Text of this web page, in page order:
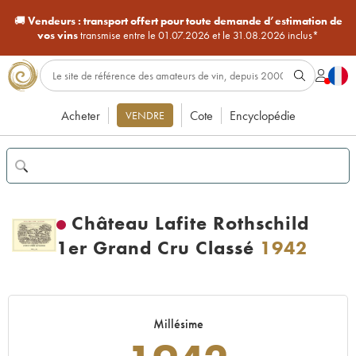
🚚Vendeurs : transport offert pour toute demande d’estimation de
vos vinstransmise entre le 01.07.2026 et le 31.08.2026 inclus*
Acheter VENDRE Cote Encyclopédie
Château Lafite Rothschild
1er Grand Cru Classé 1942
Millésime